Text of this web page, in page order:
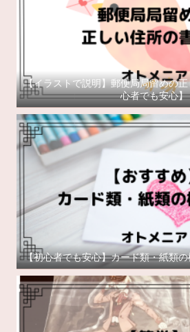
【イラストで説明】郵便局局留めの
心者でも安心】
【初心者でも安心】カード類・紙類